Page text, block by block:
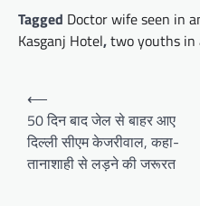
Tagged Doctor wife seen in
Kasganj Hotel,two youths in
Post
navigation
⟵
50 दिन बाद जेल से बाहर आए
दिल्ली सीएम केजरीवाल, कहा-
तानाशाही से लड़ने की जरूरत